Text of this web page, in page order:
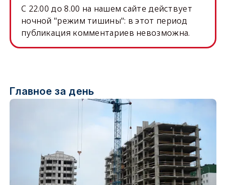
C 22.00 до 8.00 на нашем сайте действует
ночной "режим тишины": в этот период
публикация комментариев невозможна.
Главное за день